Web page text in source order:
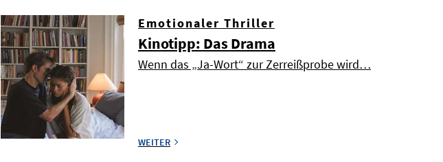
Emotionaler Thriller
Kinotipp: Das Drama
Wenn das „Ja-Wort“ zur Zerreißprobe wird…
WEITER